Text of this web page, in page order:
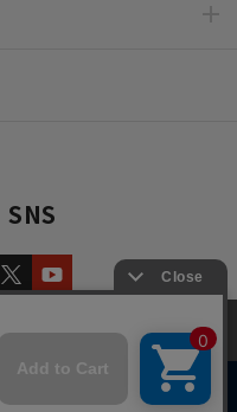
ツ改善のためにCookieを使用
の使用に同意したものとみな